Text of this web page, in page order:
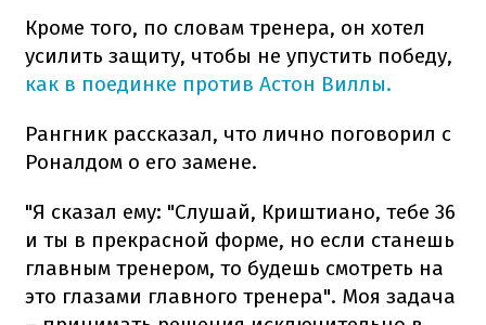
Кроме того, по словам тренера, он хотел
усилить защиту, чтобы не упустить победу,
как в поединке против Астон Виллы.
Рангник рассказал, что лично поговорил с
Роналдом о его замене.
"Я сказал ему: "Слушай, Криштиано, тебе 36
и ты в прекрасной форме, но если станешь
главным тренером, то будешь смотреть на
это глазами главного тренера". Моя задача